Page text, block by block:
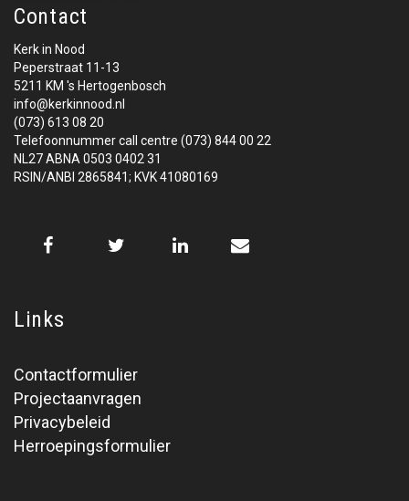
Contact
Kerk in Nood
Peperstraat 11-13
5211 KM 's Hertogenbosch
info@kerkinnood.nl
(073) 613 08 20
Telefoonnummer call centre (073) 844 00 22
NL27 ABNA 0503 0402 31
RSIN/ANBI 2865841; KVK 41080169
Links
Contactformulier
Projectaanvragen
Privacybeleid
Herroepingsformulier